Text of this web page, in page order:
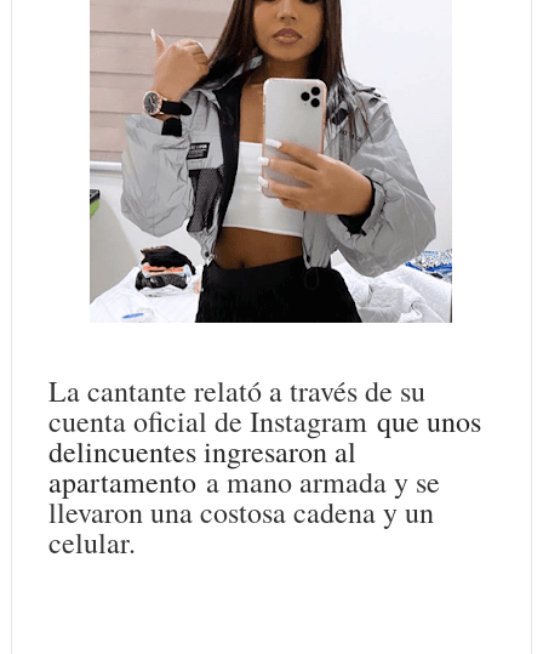
La cantante relató a través de su
cuenta oficial de Instagram que unos
delincuentes ingresaron al
apartamento a mano armada y se
llevaron una costosa cadena y un
celular.